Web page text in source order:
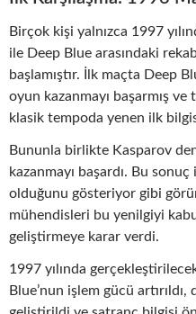
Birçok kişi yalnızca 1997
ile Deep Blue arasındaki
başlamıştır. İlk maçta Deep
oyun kazanmayı başarmış
klasik tempoda yenen ilk
Bununla birlikte Kasparov
kazanmayı başardı. Bu
olduğunu gösteriyor gibi
mühendisleri bu yenilgiyi
geliştirmeye karar verdi.
1997 yılında
Blue’nun işlem gücü